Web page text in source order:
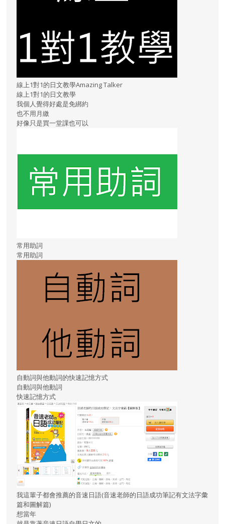
線上1對1的日文教學Amazing Talker
線上1對1的日文教學
我個人覺得好處是免綁約
也不用月繳
好像只是買一堂課也可以
常用助詞
常用助詞
自動詞與他動詞的快速記憶方式
自動詞與他動詞
快速記憶方式
我這輩子都會推薦的音速日語(音速老師的日語成功筆記有文法字彙
篇和圖解篇)
想當年